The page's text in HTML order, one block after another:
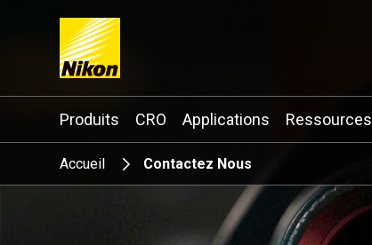
Search keyword(s)
Produits CRO Applications Ressources
Accueil Contactez Nous